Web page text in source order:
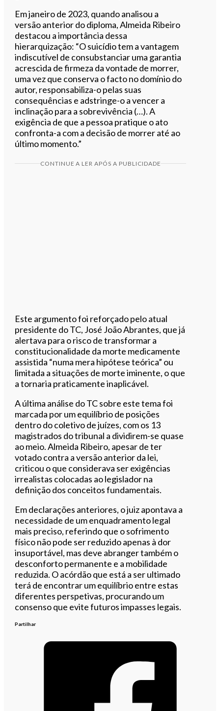
Em janeiro de 2023, quando analisou a
versão anterior do diploma, Almeida Ribeiro
destacou a importância dessa
hierarquização: “O suicídio tem a vantagem
indiscutível de consubstanciar uma garantia
acrescida de firmeza da vontade de morrer,
uma vez que conserva o facto no domínio do
autor, responsabiliza-o pelas suas
consequências e adstringe-o a vencer a
inclinação para a sobrevivência (…). A
exigência de que a pessoa pratique o ato
confronta-a com a decisão de morrer até ao
último momento.”
CONTINUE A LER APÓS A PUBLICIDADE
Este argumento foi reforçado pelo atual
presidente do TC, José João Abrantes, que já
alertava para o risco de transformar a
constitucionalidade da morte medicamente
assistida “numa mera hipótese teórica” ou
limitada a situações de morte iminente, o que
a tornaria praticamente inaplicável.
A última análise do TC sobre este tema foi
marcada por um equilíbrio de posições
dentro do coletivo de juízes, com os 13
magistrados do tribunal a dividirem-se quase
ao meio. Almeida Ribeiro, apesar de ter
votado contra a versão anterior da lei,
criticou o que considerava ser exigências
irrealistas colocadas ao legislador na
definição dos conceitos fundamentais.
Em declarações anteriores, o juiz apontava a
necessidade de um enquadramento legal
mais preciso, referindo que o sofrimento
físico não pode ser reduzido apenas à dor
insuportável, mas deve abranger também o
desconforto permanente e a mobilidade
reduzida. O acórdão que está a ser ultimado
terá de encontrar um equilíbrio entre estas
diferentes perspetivas, procurando um
consenso que evite futuros impasses legais.
Partilhar